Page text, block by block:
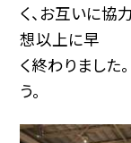
く、お互いに協
想以上に早
く終わりました
う。